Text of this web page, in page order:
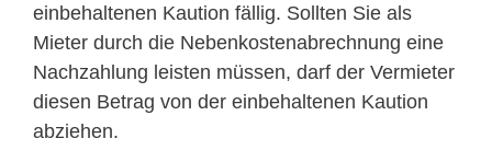
einbehaltenen Kaution fällig. Sollten Sie als
Mieter durch die Nebenkostenabrechnung eine
Nachzahlung leisten müssen, darf der Vermieter
diesen Betrag von der einbehaltenen Kaution
abziehen.